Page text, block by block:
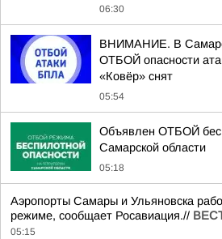
06:30
ВНИМАНИЕ. В
ОТБОЙ опасности
«Ковёр» снят
05:54
Объявлен ОТБОЙ
Самарской области
05:18
Аэропорты Самары и Ульяновска
режиме, сообщает Росавиация.//
05:15